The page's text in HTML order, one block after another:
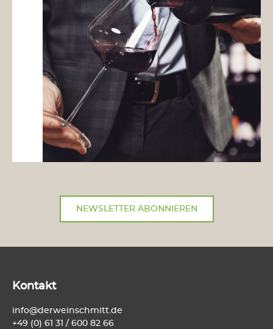
NEWSLETTER ABONNIEREN
Kontakt
info@derweinschmitt.de
+49 (0) 61 31 / 600 82 66